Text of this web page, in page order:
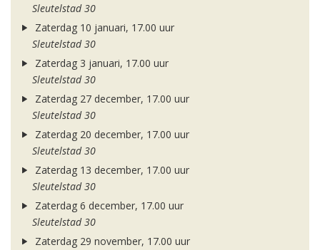
Sleutelstad 30
Zaterdag 10 januari, 17.00 uur
Sleutelstad 30
Zaterdag 3 januari, 17.00 uur
Sleutelstad 30
Zaterdag 27 december, 17.00 uur
Sleutelstad 30
Zaterdag 20 december, 17.00 uur
Sleutelstad 30
Zaterdag 13 december, 17.00 uur
Sleutelstad 30
Zaterdag 6 december, 17.00 uur
Sleutelstad 30
Zaterdag 29 november, 17.00 uur